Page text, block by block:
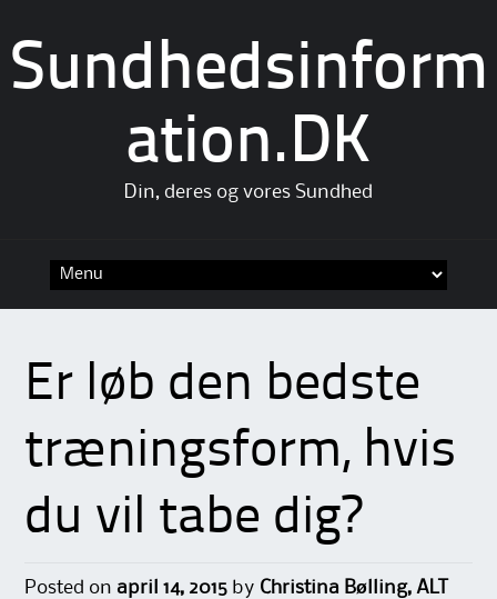
Sundhedsinform
ation.DK
Din, deres og vores Sundhed
Er løb den bedste
træningsform, hvis
du vil tabe dig?
Posted on april 14, 2015 by Christina Bølling, ALT